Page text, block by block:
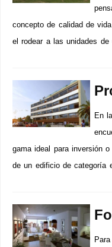
concepto de calidad de
el rodear a las unidades
En
gama ideal para inversión
de un edificio de categoría